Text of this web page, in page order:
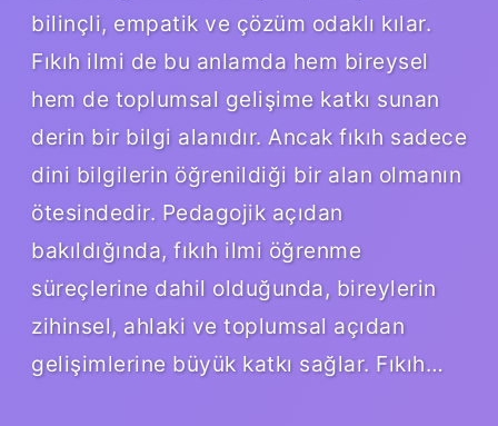
bilinçli, empatik ve çözüm odaklı kılar.
Fıkıh ilmi de bu anlamda hem bireysel
hem de toplumsal gelişime katkı sunan
derin bir bilgi alanıdır. Ancak fıkıh sadece
dini bilgilerin öğrenildiği bir alan olmanın
ötesindedir. Pedagojik açıdan
bakıldığında, fıkıh ilmi öğrenme
süreçlerine dahil olduğunda, bireylerin
zihinsel, ahlaki ve toplumsal açıdan
gelişimlerine büyük katkı sağlar. Fıkıh…